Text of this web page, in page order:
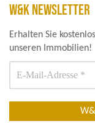
W&K NEWSLETTER
Erhalten Sie
unseren Immobilien!